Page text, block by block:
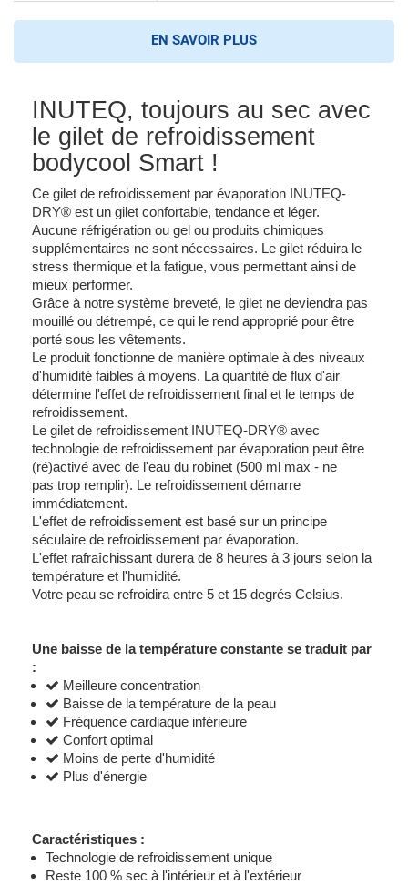
EN SAVOIR PLUS
INUTEQ, toujours au sec avec
le gilet de refroidissement
bodycool Smart !
Ce gilet de refroidissement par évaporation INUTEQ-
DRY® est un gilet confortable, tendance et léger.
Aucune réfrigération ou gel ou produits chimiques
supplémentaires ne sont nécessaires. Le gilet réduira le
stress thermique et la fatigue, vous permettant ainsi de
mieux performer.
Grâce à notre système breveté, le gilet ne deviendra pas
mouillé ou détrempé, ce qui le rend approprié pour être
porté sous les vêtements.
Le produit fonctionne de manière optimale à des niveaux
d'humidité faibles à moyens. La quantité de flux d'air
détermine l'effet de refroidissement final et le temps de
refroidissement.
Le gilet de refroidissement INUTEQ-DRY® avec
technologie de refroidissement par évaporation peut être
(ré)activé avec de l'eau du robinet (500 ml max - ne
pas trop remplir). Le refroidissement démarre
immédiatement.
L'effet de refroidissement est basé sur un principe
séculaire de refroidissement par évaporation.
L'effet rafraîchissant durera de 8 heures à 3 jours selon la
température et l'humidité.
Votre peau se refroidira entre 5 et 15 degrés Celsius.
Une baisse de la température constante se traduit par
:
Meilleure concentration
Baisse de la température de la peau
Fréquence cardiaque inférieure
Confort optimal
Moins de perte d'humidité
Plus d'énergie
Caractéristiques :
Technologie de refroidissement unique
Reste 100 % sec à l'intérieur et à l'extérieur